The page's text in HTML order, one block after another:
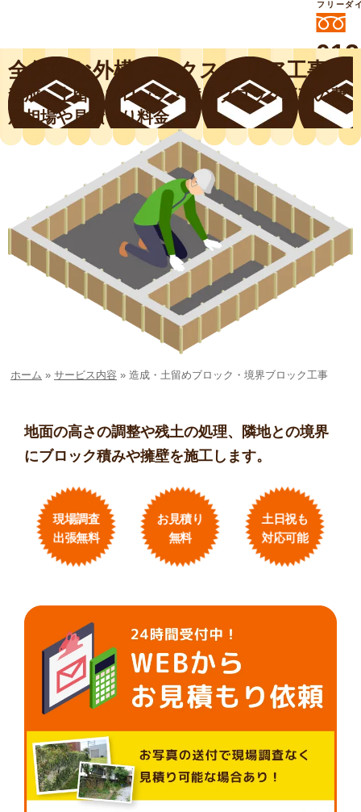
外構工事や庭リフォームは庭づくり業界
No.1チェーン店の
smileガーデンプチ庭づくり事業部にお
任せください！
フリーダ
全体的な外構・エクステリア工事
造成・土留めブロック・境界ブロック工事の費
用相場や見積もり料金
ホーム » サービス内容 » 造成・土留めブロック・境界ブロック工事
地面の高さの調整や残土の処理、隣地との境界
にブロック積みや擁壁を施工します。
現場調査
出張無料
お見積り
無料
土日祝も
対応可能